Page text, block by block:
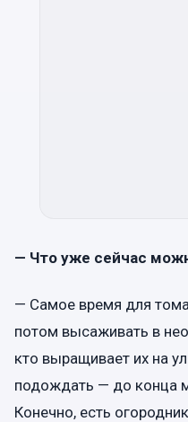
— Что уже сейчас
— Самое время для
потом высаживать в
кто выращивает их на
подождать — до конца
Конечно, есть